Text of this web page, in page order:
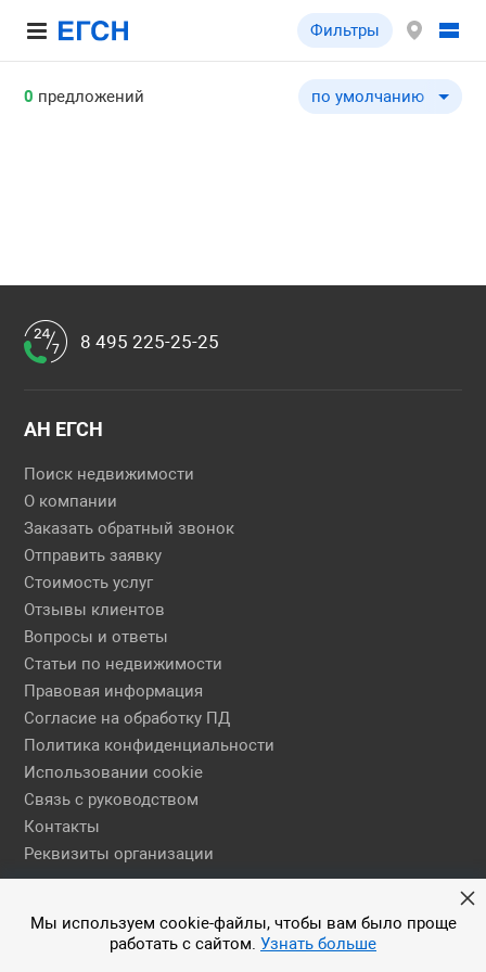
Фильтры
0 предложений по умолчанию
по умолчанию
8 495 225-25-25
АН ЕГСН
Поиск недвижимости
О компании
Заказать обратный звонок
Отправить заявку
Стоимость услуг
Отзывы клиентов
Вопросы и ответы
Статьи по недвижимости
Правовая информация
Согласие на обработку ПД
Политика конфиденциальности
Использовании cookie
Связь с руководством
Контакты
Реквизиты организации
Правовая информация
© 2026 АН ЕГСН
Мы используем cookie-файлы, чтобы вам было проще
работать с сайтом. Узнать больше